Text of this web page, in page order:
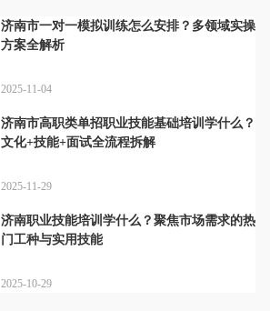
济南市一对一模拟训练怎么安排？多领域实操
方案全解析
2025-11-04
济南市高职类单招职业技能基础培训学什么？
文化+技能+面试全流程拆解
2025-11-29
济南职业技能培训学什么？聚焦市场需求的热
门工种与实用技能
2025-10-29